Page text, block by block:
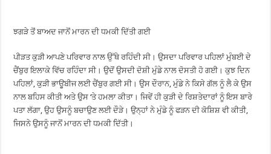
ਝਗੜੇ ਤੋਂ ਬਾਅਦ ਜਾਨੋਂ ਮਾਰਨ ਦੀ ਧਮਕੀ ਦਿੱਤੀ ਗਈ
ਪੀੜਤ ਕੁੜੀ ਆਪਣੇ ਪਰਿਵਾਰ ਨਾਲ ਉੱਥੇ ਰਹਿੰਦੀ ਸੀ। ਉਸਦਾ ਪਰਿਵਾਰ ਪਹਿਲਾਂ ਮੁੰਬਈ ਦੇ
ਚੈਂਬੁਰ ਇਲਾਕੇ ਵਿੱਚ ਰਹਿੰਦਾ ਸੀ। ਉਦੋਂ ਉਸਦੀ ਦੋਸ਼ੀ ਮੁੰਡੇ ਨਾਲ ਦੋਸਤੀ ਹੋ ਗਈ। ਕੁਝ ਦਿਨ
ਪਹਿਲਾਂ, ਕੁੜੀ ਭਾਊਬੀਜ ਲਈ ਚੈਂਬੁਰ ਗਈ ਸੀ। ਉਸ ਦੌਰਾਨ, ਮੁੰਡੇ ਨੇ ਕਿਸੇ ਗੱਲ ਨੂੰ ਲੈ ਕੇ ਉਸ
ਨਾਲ ਬਹਿਸ ਕੀਤੀ ਅਤੇ ਉਸ ‘ਤੇ ਹਮਲਾ ਕੀਤਾ। ਜਿਵੇਂ ਹੀ ਕੁੜੀ ਦੇ ਰਿਸ਼ਤੇਦਾਰਾਂ ਨੂੰ ਇਸ ਬਾਰੇ
ਪਤਾ ਲੱਗਾ, ਉਹ ਉਸਨੂੰ ਬਚਾਉਣ ਲਈ ਦੌੜੇ। ਉਨ੍ਹਾਂ ਨੇ ਮੁੰਡੇ ਨੂੰ ਫੜਨ ਦੀ ਕੋਸ਼ਿਸ਼ ਵੀ ਕੀਤੀ,
ਜਿਸਨੇ ਉਸਨੂੰ ਜਾਨੋਂ ਮਾਰਨ ਦੀ ਧਮਕੀ ਦਿੱਤੀ।